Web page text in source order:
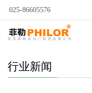
025-86605576
自动门
行业新闻